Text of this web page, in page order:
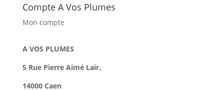
Compte A Vos Plumes
Mon compte
A VOS PLUMES
5 Rue Pierre Aimé Lair,
14000 Caen